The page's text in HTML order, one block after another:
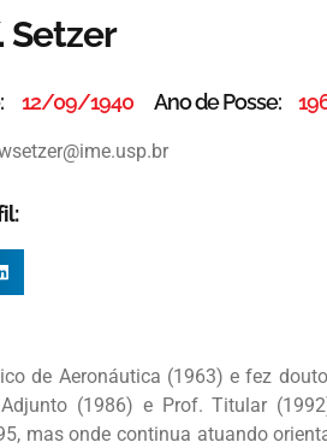
Setzer
12/09/1940 Ano de Posse:
de Aeronáutica (1963) e fez
(1986) e Prof. Titular
mas onde continua atuando